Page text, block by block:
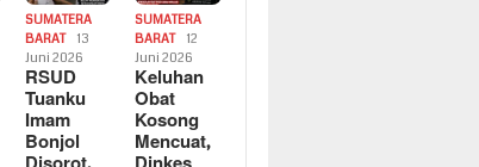
SUMATERA
BARAT
13
Juni 2026
RSUD
Tuanku
Imam
Bonjol
SUMATERA
BARAT
12
Juni 2026
Keluhan
Obat
Kosong
Mencuat,